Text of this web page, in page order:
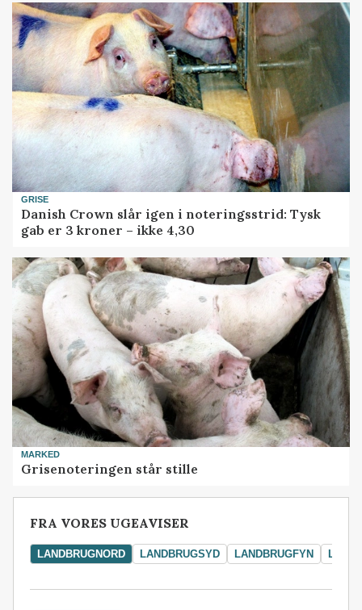
GRISE
Danish Crown slår igen i noteringsstrid: Tysk
gab er 3 kroner – ikke 4,30
MARKED
Grisenoteringen står stille
FRA VORES UGEAVISER
LANDBRUGNORD LANDBRUGSYD LANDBRUGFYN